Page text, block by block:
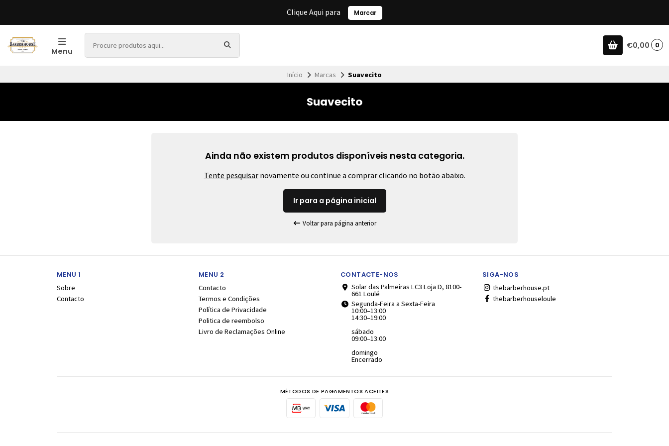
Clique Aqui para Marcar
Menu
€0,00 0
Início Marcas Suavecito
Suavecito
Ainda não existem produtos disponíveis nesta categoria.
Tente pesquisarnovamente ou continue a comprar clicando no botão abaixo.
Ir para a página inicial
Voltar para página anterior
MENU 1
Sobre
Contacto
MENU 2
Contacto
Termos e Condições
Política de Privacidade
Politica de reembolso
Livro de Reclamações Online
CONTACTE-NOS
Solar das Palmeiras LC3 Loja D, 8100-
661 Loulé
Segunda-Feira a Sexta-Feira
10:00–13:00
14:30–19:00
sábado
09:00–13:00
domingo
Encerrado
SIGA-NOS
thebarberhouse.pt
thebarberhouseloule
MÉTODOS DE PAGAMENTOS ACEITES